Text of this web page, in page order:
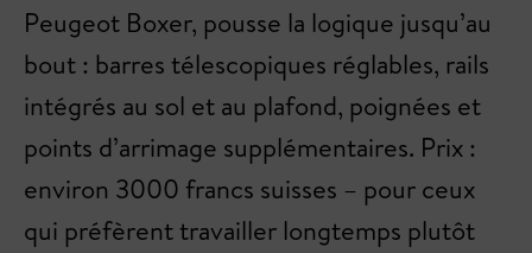
Peugeot Boxer, pousse la logique jusqu’au
bout : barres télescopiques réglables, rails
intégrés au sol et au plafond, poignées et
points d’arrimage supplémentaires. Prix :
environ 3000 francs suisses – pour ceux
qui préfèrent travailler longtemps plutôt